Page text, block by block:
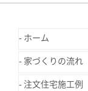
ホーム
家づくりの流れ
注文住宅施工例